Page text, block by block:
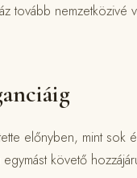
tovább nemzetközivé
előnyben, mint sok
követő